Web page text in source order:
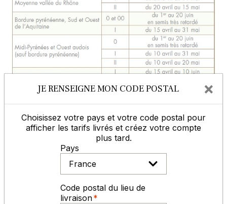
Infos cahier des charges, chartes de
qualités, normes …
Pour nos semences certifiées, il est indispensable
de conserver l'étiquette de certification avec le
numéro de lot. Sans ces éléments, aucune
réclamation ne pourra être ouverte.
JE RENSEIGNE MON CODE POSTAL ×
Choisissez votre pays et votre code postal pour
afficher les tarifs livrés et créez votre compte
plus tard.
Pays
Code postal du lieu de
livraison